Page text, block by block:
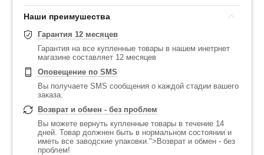
Наши преимушества
Гарантия 12 месяцев
Гарантия на все купленные товары в нашем инетрнет
магазине составляет 12 месяцев
Оповещение по SMS
Вы получаете SMS сообщения о каждой стадии вашего
заказа.
Возврат и обмен - без проблем
Вы можете вернуть купленные товары в течение 14
дней. Товар должнен быть в нормальном состоянии и
иметь все заводские упаковки.">Возврат и обмен - без
проблем!